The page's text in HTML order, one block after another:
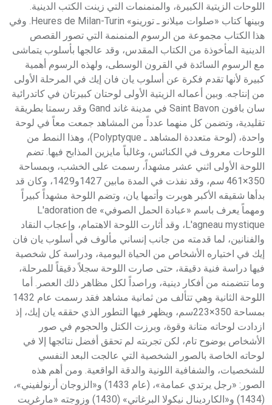
اللوحات الزيتية الكبيرة، والمنمنمات التي زينت الكتب الدينية.
وبينها كتاب «صلوات ميلانو ـ تورينو» Heures de Milan-Turin. وفي
هذا الكتاب مجموعة من الرسوم المنمنمة التي تصور القصص
الدينية المأخوذة من الكتاب المقدس، وقد عالجها بأسلوب يتماشى
مع الرسوم السائدة في القرون الوسطى، ولهذه الرسوم أهمية
كبيرة لأنها تقدم فكرة عن أسلوب يان فان إيك في المرحلة الأولى
من إنتاجه. وبين أعماله الزيتية الأولى لوحتان كبيرتان في كاتدرائية
سان بافون Saint Bavon في مدينة غاند Gand وقد رسمتا بطريقة
تقليدية، وتضمن كل منهما عدداً من المشاهد جمعت معاً في لوحة
واحدة، (لوحة متعددة المشاهد ـ Polyptyque)، وهذا النمط من
اللوحات معروف في الكنائس، وغالباً مايزين المذابح فيها. تضم
اللوحة الأولى اثني عشر مشهداً، رسمت على الخشب، وبمساحة
350×461 سم، وقد نفذت في المدة مابين 1427و1429، وكان قد
بدأها شقيقه الأكبر هوبرت وأتمها يان، وتضم اللوحة مشهداً كبيراً
ومهماً يعرف باسم «عبادة الحمل الصوفي» L'adoration de
L'agneau mystique، وقد أثارت اللوحة الاهتمام، وإعجاب النقاد
والفنانين، لما قدمته من جانب إنساني مألوف في أسلوب يان فان
إيك في اختياره الأشخاص من الحياة اليومية، ودراسة كل شخصية
فيها دراسة فنية دقيقة، حتى صارت اللوحة سجلاً دقيقاً للمرحلة،
وما تتضمنه من أفكار دينية، وراصداً لكل مظاهر ذلك العصر. أما
اللوحة الثانية وهي تتألف من ثمانية مشاهد فقد رسمت عام 1432
بمساحة 350×223سم، ويظهر فيها التطور الذي حققه يان إيك، إذ
ازدادت لوحاته متانة وقوة، وبرزت الكتل والحجوم في صور
الأشخاص بوضوح تام، لكن تجربته لم تحقق أفضل نتائجها إلا في
لوحاته الخاصة بالصور الشخصية التي عالجت البعد النفسي
للشخصيات، والشفافية اللونية والدقة الواقعية. ومن أهم هذه
الصور: «رجل يرتدي عمامة»، (عام 1433) و«الزوجان أرنولفيني»،
(1434) و«الكاردينال نيكولا البرغاتي» (1430) وزوجته «مارغريت